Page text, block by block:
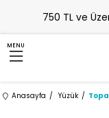
750 TL ve
MENU
Anasayfa Yüzük